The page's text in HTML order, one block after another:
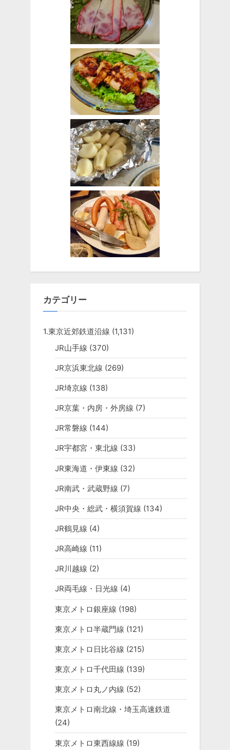
カテゴリー
1.東京近郊鉄道沿線 (1,131)
JR山手線 (370)
JR京浜東北線 (269)
JR埼京線 (138)
JR京葉・内房・外房線 (7)
JR常磐線 (144)
JR宇都宮・東北線 (33)
JR東海道・伊東線 (32)
JR南武・武蔵野線 (7)
JR中央・総武・横須賀線 (134)
JR鶴見線 (4)
JR高崎線 (11)
JR川越線 (2)
JR両毛線・日光線 (4)
東京メトロ銀座線 (198)
東京メトロ半蔵門線 (121)
東京メトロ日比谷線 (215)
東京メトロ千代田線 (139)
東京メトロ丸ノ内線 (52)
東京メトロ南北線・埼玉高速鉄道
(24)
東京メトロ東西線線 (19)